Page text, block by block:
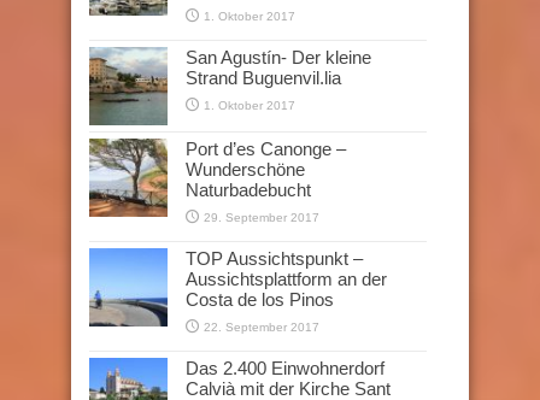
1. Oktober 2017
San Agustín- Der kleine
Strand Buguenvil.lia
1. Oktober 2017
Port d’es Canonge –
Wunderschöne
Naturbadebucht
29. September 2017
TOP Aussichtspunkt –
Aussichtsplattform an der
Costa de los Pinos
22. September 2017
Das 2.400 Einwohnerdorf
Calvià mit der Kirche Sant